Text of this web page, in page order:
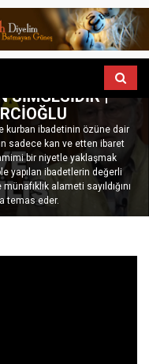
SIMGESIDIR |
kurban ibadetinin özüne dair
sadece kan ve etten ibaret
bir niyetle yaklaşmak
yapılan ibadetlerin değerli
alameti sayıldığını
temas eder.